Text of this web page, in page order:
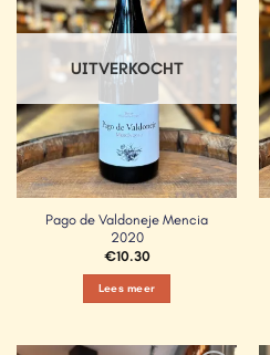
UITVERKOCHT
Pago de Valdoneje Mencia
2020
€10.30
Lees meer